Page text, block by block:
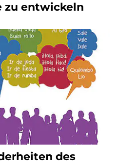
zu entwickeln
des